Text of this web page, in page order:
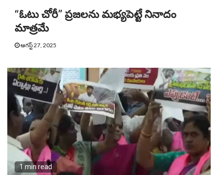
“ఓటు చోరీ” ప్రజలను మభ్యపెట్టే నినాదం
మాత్రమే
ఆగస్ట్ 27, 2025
1 min read